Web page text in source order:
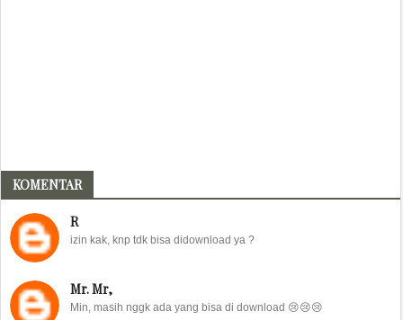
KOMENTAR
R
izin kak, knp tdk bisa didownload ya ?
Mr. Mr,
Min, masih nggk ada yang bisa di download 😢😢😢